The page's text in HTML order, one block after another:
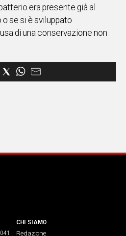
era presente già al
se si è sviluppato
di una conservazione non
CHI SIAMO
Redazione